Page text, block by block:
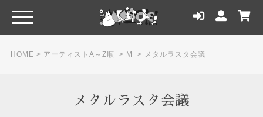
HOME > アーティストA～Z順 > M > メタルラスタ会議
メタルラスタ会議